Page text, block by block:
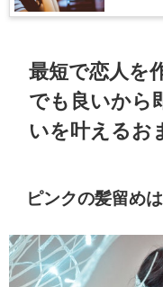
最短で恋人を
でも良いから
いを叶えるお
ピンクの髪留め